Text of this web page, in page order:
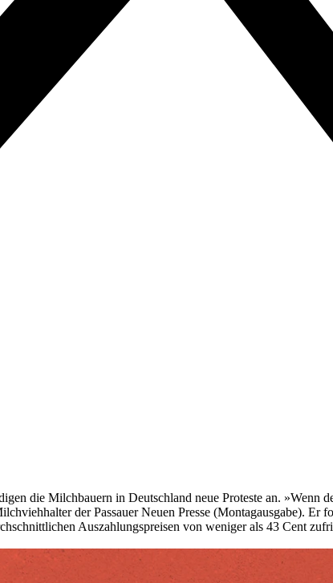
die Milchbauern in Deutschland neue Proteste an.
der Passauer Neuen Presse (Montagausgabe).
Auszahlungspreisen von weniger als 43 Cent